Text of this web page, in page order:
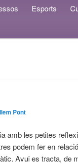
Esports
Pont
amb les petites
podem fer en
Avui es tracta, de